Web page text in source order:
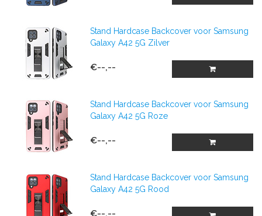
Stand Hardcase Backcover voor Samsung
Galaxy A42 5G Zilver
€--,--
Stand Hardcase Backcover voor Samsung
Galaxy A42 5G Roze
€--,--
Stand Hardcase Backcover voor Samsung
Galaxy A42 5G Rood
€--,--